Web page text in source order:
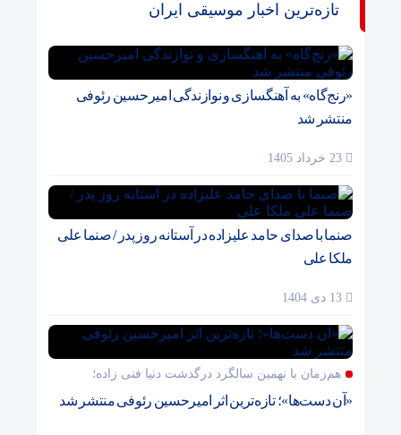
تازه‌ترین اخبار موسیقی ایران
«رنج‌گاه» به آهنگسازی و نوازندگی امیرحسین رئوفی
منتشر شد
صنما با صدای حامد علیزاده در آستانه روز پدر / صنما علی
ملکا علی
هم‌زمان با نهمین سالگرد درگذشت دنیا فنی زاده؛
«آن دست‌ها»؛ تازه‌ترین اثر امیرحسین رئوفی منتشر شد